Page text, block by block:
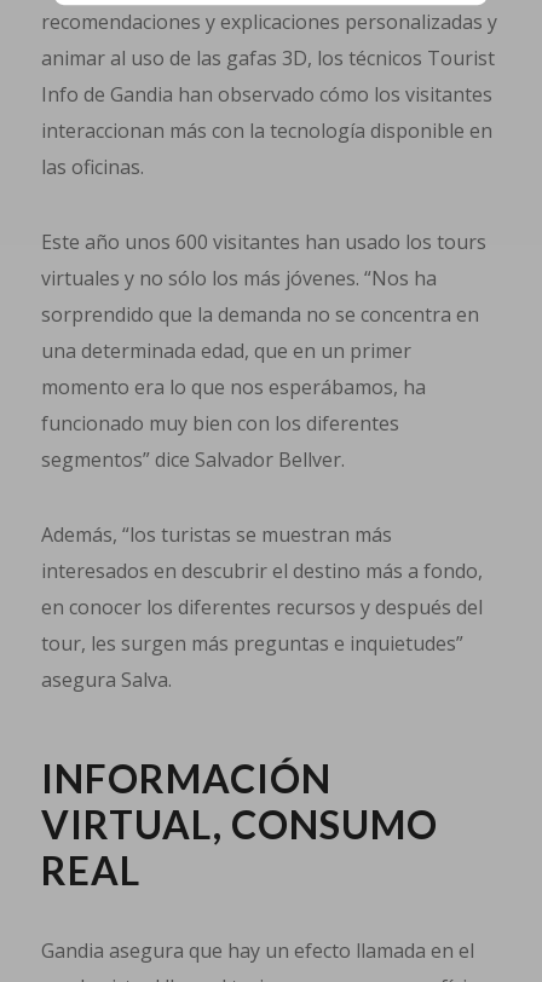
recomendaciones y explicaciones personalizadas y
animar al uso de las gafas 3D, los técnicos Tourist
Info de Gandia han observado cómo los visitantes
interaccionan más con la tecnología disponible en
las oficinas.
Este año unos 600 visitantes han usado los tours
virtuales y no sólo los más jóvenes. “Nos ha
sorprendido que la demanda no se concentra en
una determinada edad, que en un primer
momento era lo que nos esperábamos, ha
funcionado muy bien con los diferentes
segmentos” dice Salvador Bellver.
Además, “los turistas se muestran más
interesados en descubrir el destino más a fondo,
en conocer los diferentes recursos y después del
tour, les surgen más preguntas e inquietudes”
asegura Salva.
INFORMACIÓN
VIRTUAL, CONSUMO
REAL
Gandia asegura que hay un efecto llamada en el